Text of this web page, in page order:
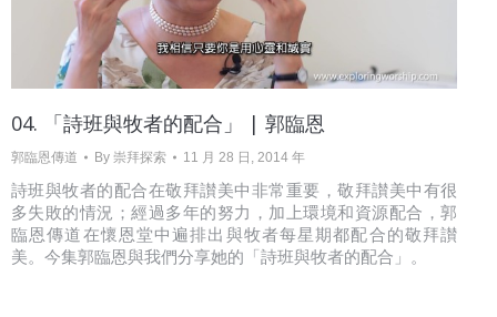
04. 「詩班與牧者的配合」 | 郭臨恩
郭臨恩傳道 By 崇拜探索 11 月 28 日, 2014 年
詩班與牧者的配合在敬拜讃美中非常重要，敬拜讃美中有很
多失敗的情況；經過多年的努力，加上環境和資源配合，郭
臨恩傳道在懷恩堂中遍排出與牧者每星期都配合的敬拜讃
美。今集郭臨恩與我們分享她的「詩班與牧者的配合」。